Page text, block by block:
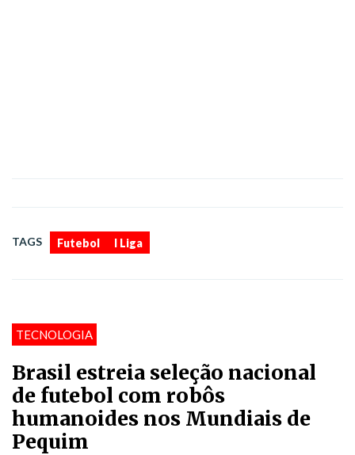
TAGS Futebol I Liga
TECNOLOGIA
Brasil estreia seleção nacional
de futebol com robôs
humanoides nos Mundiais de
Pequim